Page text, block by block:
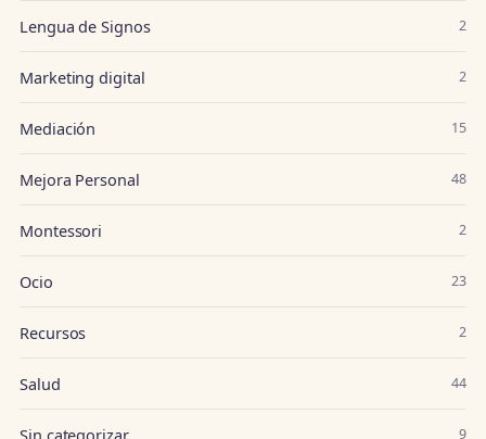
Lengua de Signos 2
Marketing digital 2
Mediación 15
Mejora Personal 48
Montessori 2
Ocio 23
Recursos 2
Salud 44
Sin categorizar 9